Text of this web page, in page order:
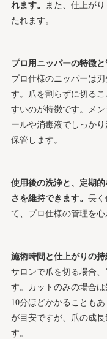
れます。
また、仕上が
たれます。
プロ用ニッパーの特徴
プロ仕様のニッパーは
す。爪を割らずに切る
すいのが特徴です。メ
ールや消毒液でしっか
保管します。
使用後の洗浄と、定期
さを維持できます。 長く
て、プロ仕様の管理を心
施術時間と仕上がりの持
サロンで爪を切る場合
す。カットのみの場合
10分ほどかかることも
が目安ですが、爪の成
す。